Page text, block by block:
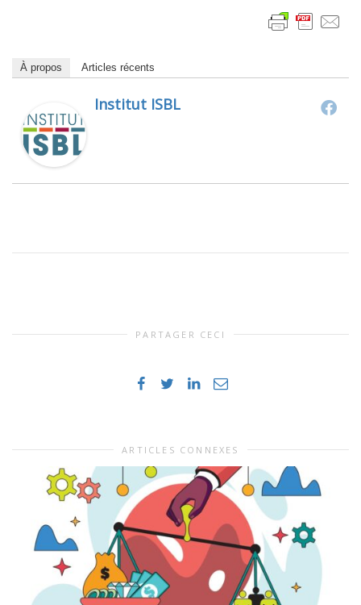
À propos Articles récents
Institut ISBL
PARTAGER CECI
ARTICLES CONNEXES